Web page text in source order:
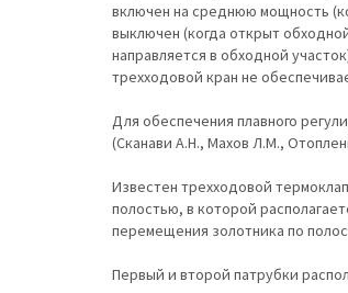
включен на среднюю мощность
выключен (когда открыт
направляется в обходной
трехходовой кран не
Для обеспечения плавного
(Сканави А.Н., Махов Л.М.,
Известен трехходовой
полостью, в которой
перемещения золотника по
Первый и второй патрубки